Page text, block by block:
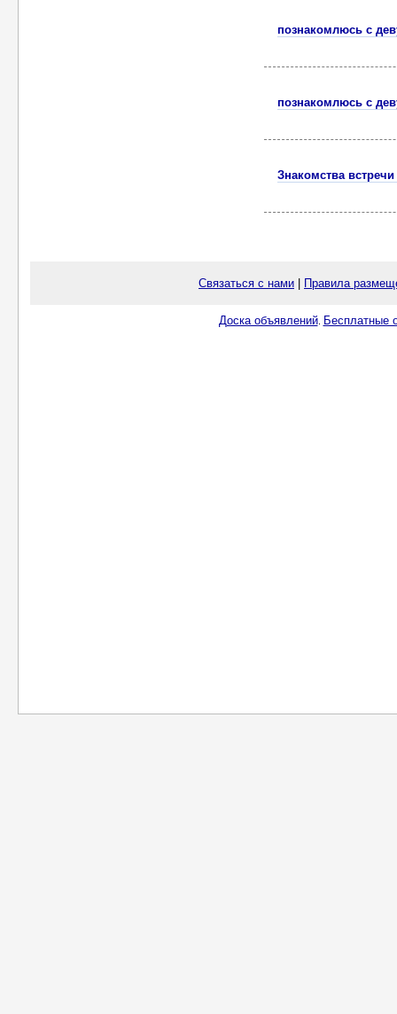
познакомлюсь с
познакомлюсь с
Знакомства
Связаться с нами Правила
Доска объявлений. Бесплатные